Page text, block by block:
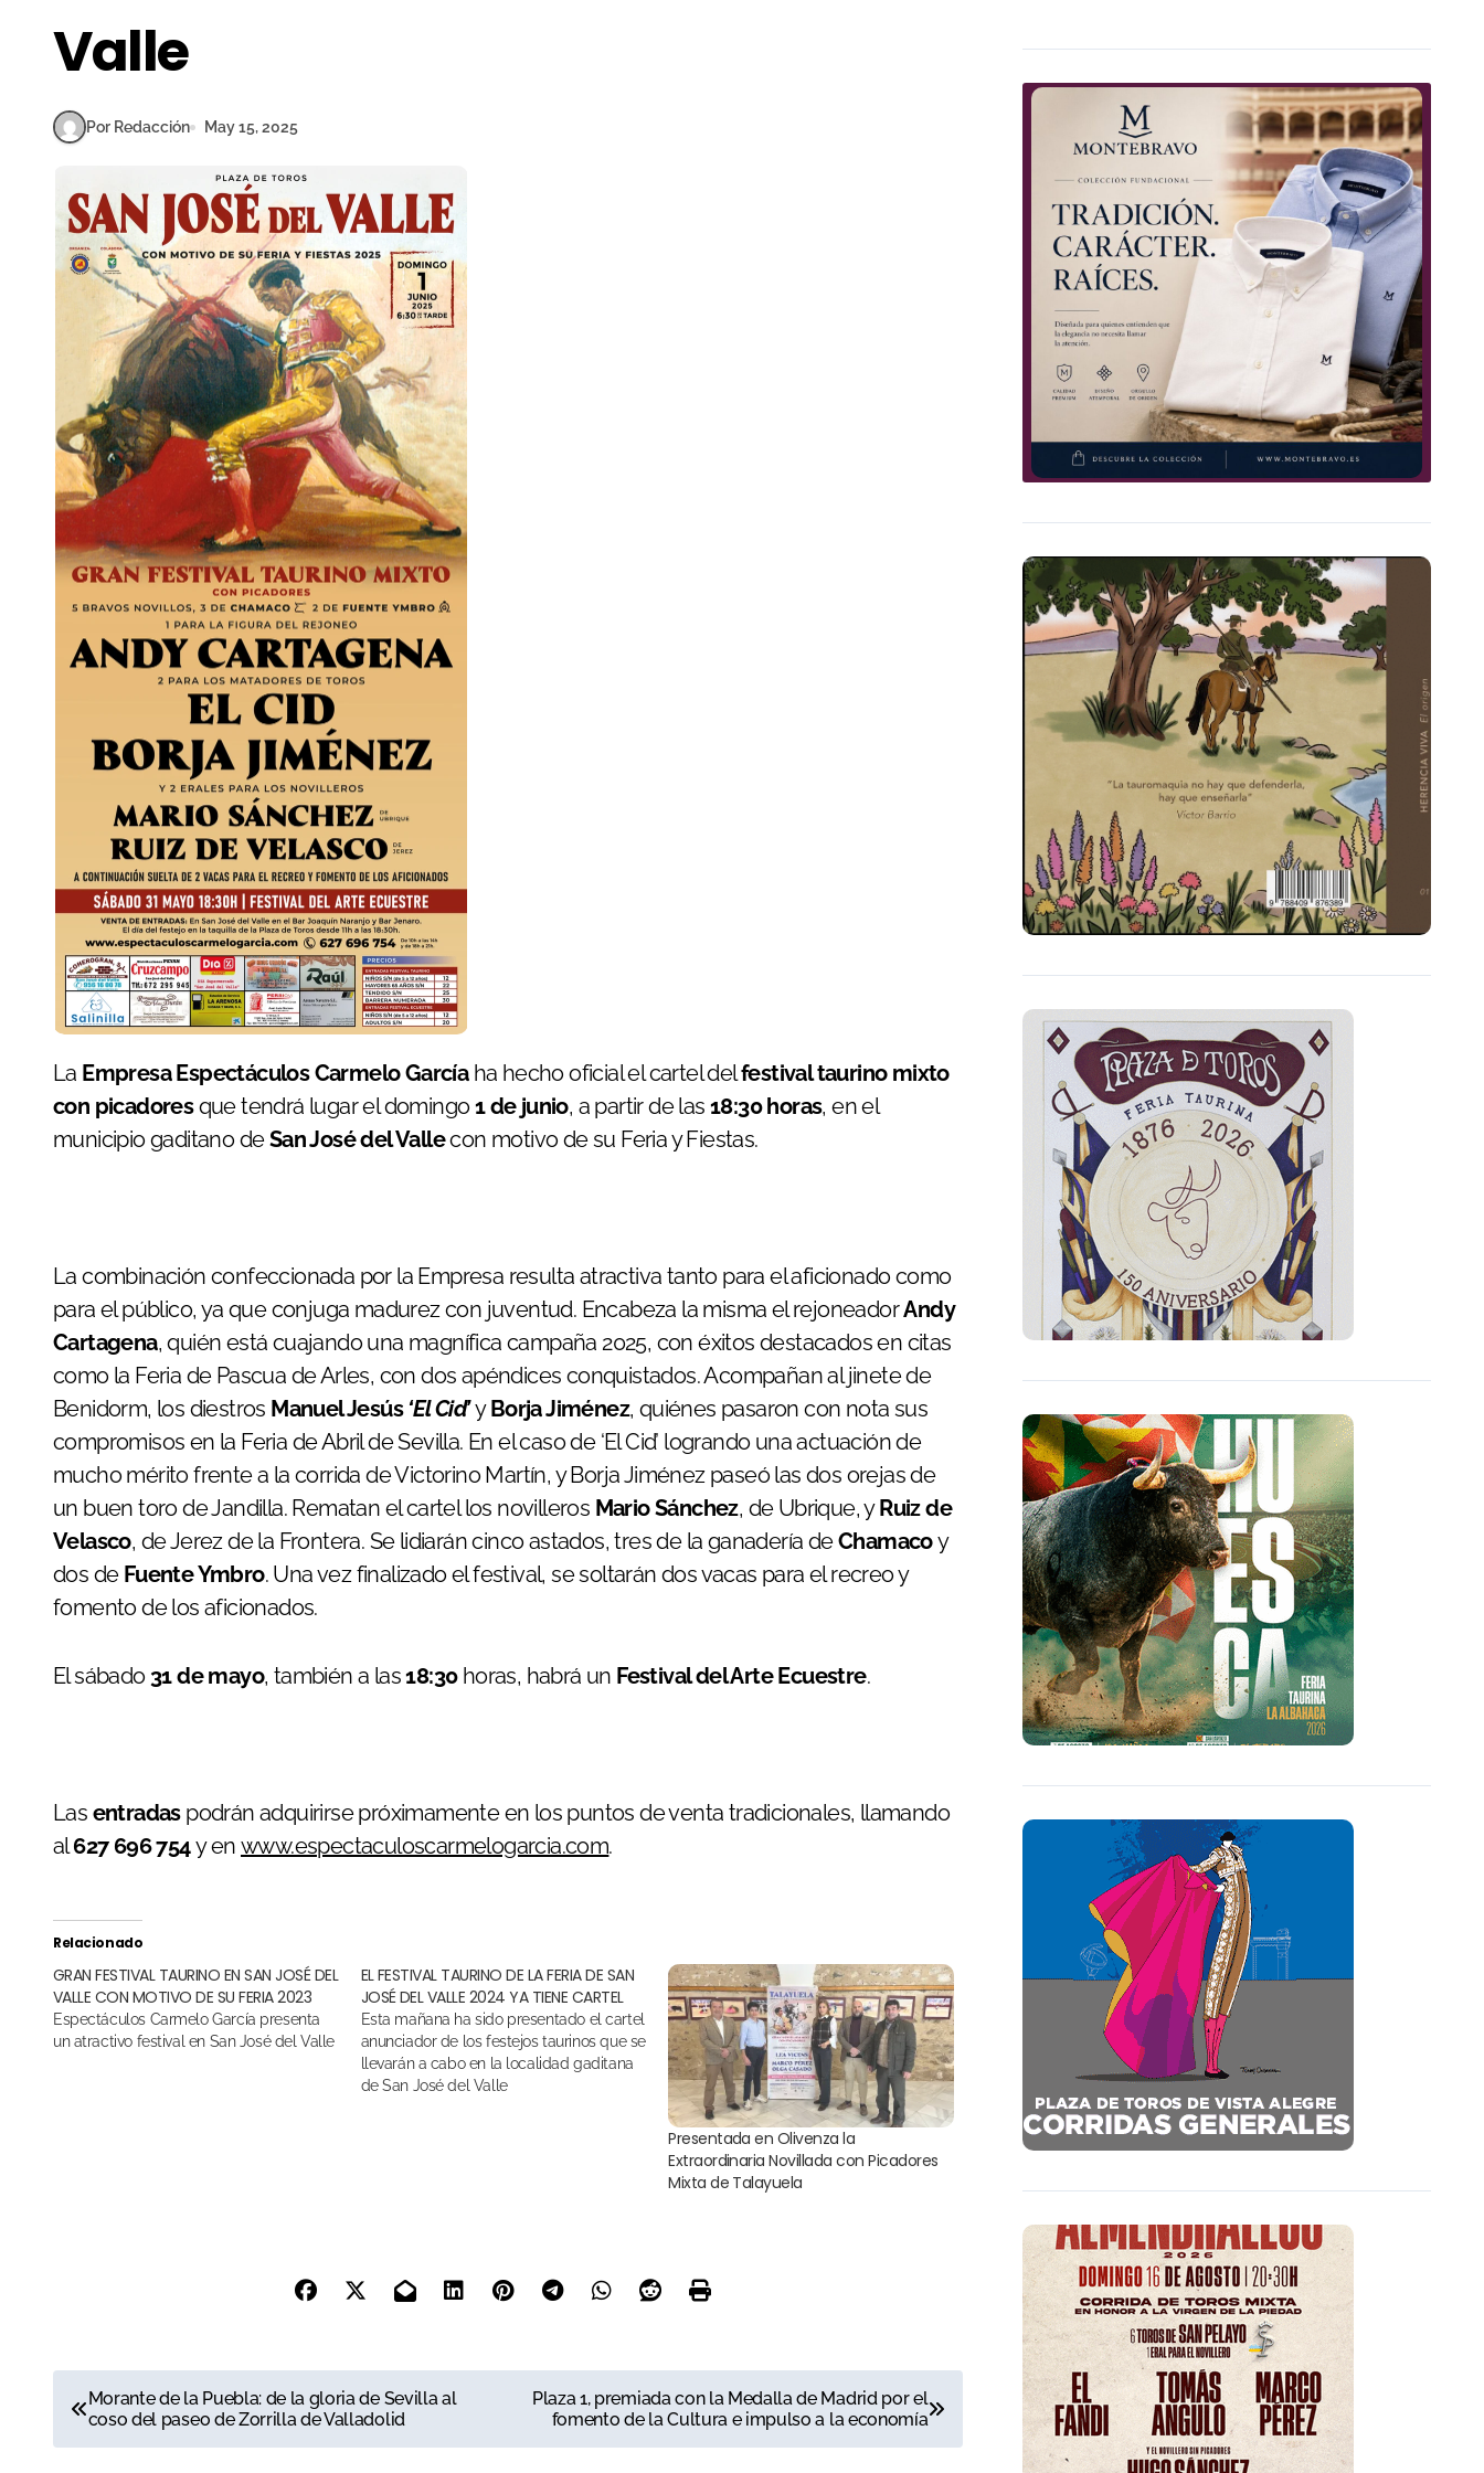
Valle
Por Redacción May 15, 2025
La Empresa Espectáculos Carmelo Garcíaha hecho oficial el cartel delfestival taurino mixto
con picadoresque tendrá lugar el domingo1 de junio, a partir de las18:30 horas, en el
municipio gaditano deSan José del Vallecon motivo de su Feria y Fiestas.
La combinación confeccionada por la Empresa resulta atractiva tanto para el aficionado como
para el público, ya que conjuga madurez con juventud. Encabeza la misma el rejoneadorAndy
Cartagena, quién está cuajando una magnífica campaña 2025, con éxitos destacados en citas
como la Feria de Pascua de Arles, con dos apéndices conquistados. Acompañan al jinete de
Benidorm, los diestros Manuel Jesús ‘El Cid’yBorja Jiménez, quiénes pasaron con nota sus
compromisos en la Feria de Abril de Sevilla. En el caso de ‘El Cid’ logrando una actuación de
mucho mérito frente a la corrida de Victorino Martín, y Borja Jiménez paseó las dos orejas de
un buen toro de Jandilla. Rematan el cartel los novilleros Mario Sánchez, de Ubrique, yRuiz de
Velasco, de Jerez de la Frontera. Se lidiarán cinco astados, tres de la ganadería deChamacoy
dos de Fuente Ymbro. Una vez finalizado el festival, se soltarán dos vacas para el recreo y
fomento de los aficionados.
El sábado 31 de mayo, también a las18:30horas, habrá un Festival del Arte Ecuestre.
Las entradas podrán adquirirse próximamente en los puntos de venta tradicionales, llamando
al627 696 754y enwww.espectaculoscarmelogarcia.com.
Relacionado
GRAN FESTIVAL TAURINO EN SAN JOSÉ DEL
VALLE CON MOTIVO DE SU FERIA 2023
Espectáculos Carmelo García presenta
un atractivo festival en San José del Valle
EL FESTIVAL TAURINO DE LA FERIA DE SAN
JOSÉ DEL VALLE 2024 YA TIENE CARTEL
Esta mañana ha sido presentado el cartel
anunciador de los festejos taurinos que se
llevarán a cabo en la localidad gaditana
de San José del Valle
Presentada en Olivenza la
Extraordinaria Novillada con Picadores
Mixta de Talayuela
N
a
Morante de la Puebla: de la gloria de Sevilla al
coso del paseo de Zorrilla de Valladolid
Plaza 1, premiada con la Medalla de Madrid por el
fomento de la Cultura e impulso a la economía